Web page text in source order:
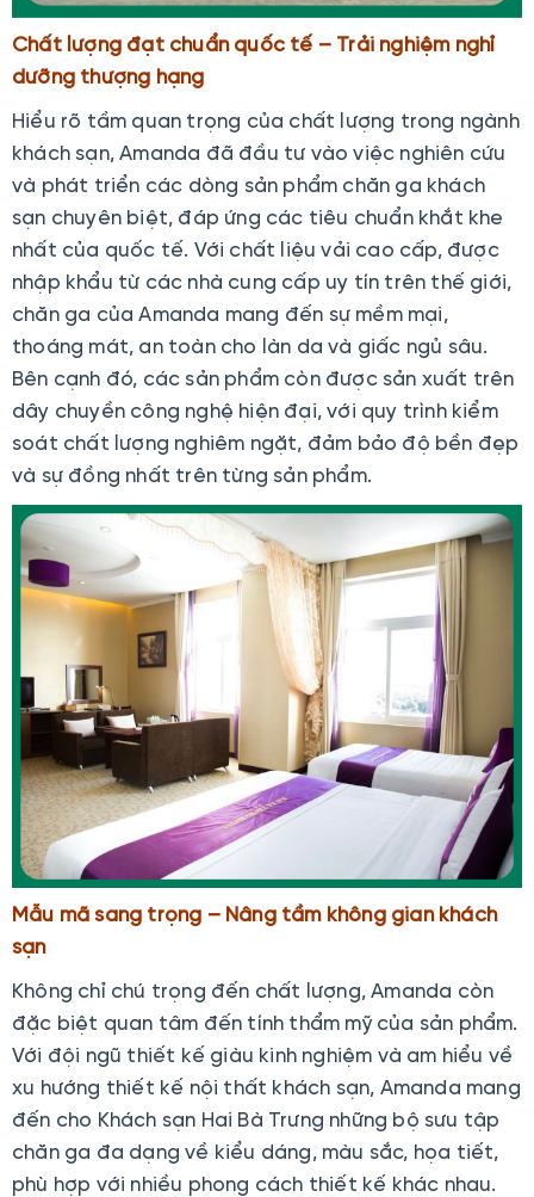
Chất lượng đạt chuẩn quốc tế – Trải nghiệm nghỉ
dưỡng thượng hạng
Hiểu rõ tầm quan trọng của chất lượng trong ngành
khách sạn, Amanda đã đầu tư vào việc nghiên cứu
và phát triển các dòng sản phẩm chăn ga khách
sạn chuyên biệt, đáp ứng các tiêu chuẩn khắt khe
nhất của quốc tế. Với chất liệu vải cao cấp, được
nhập khẩu từ các nhà cung cấp uy tín trên thế giới,
chăn ga của Amanda mang đến sự mềm mại,
thoáng mát, an toàn cho làn da và giấc ngủ sâu.
Bên cạnh đó, các sản phẩm còn được sản xuất trên
dây chuyền công nghệ hiện đại, với quy trình kiểm
soát chất lượng nghiêm ngặt, đảm bảo độ bền đẹp
và sự đồng nhất trên từng sản phẩm.
Mẫu mã sang trọng – Nâng tầm không gian khách
sạn
Không chỉ chú trọng đến chất lượng, Amanda còn
đặc biệt quan tâm đến tính thẩm mỹ của sản phẩm.
Với đội ngũ thiết kế giàu kinh nghiệm và am hiểu về
xu hướng thiết kế nội thất khách sạn, Amanda mang
đến cho Khách sạn Hai Bà Trưng những bộ sưu tập
chăn ga đa dạng về kiểu dáng, màu sắc, họa tiết,
phù hợp với nhiều phong cách thiết kế khác nhau.